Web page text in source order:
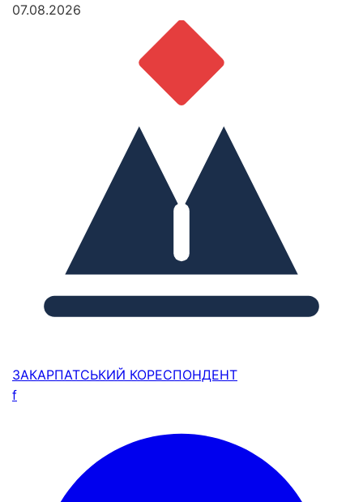
07.08.2026
ЗАКАРПАТСЬКИЙ КОРЕСПОНДЕНТ
f